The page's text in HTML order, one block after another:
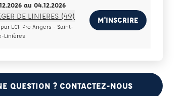
au 04.12.2026
DE LINIERES (49)
ECF Pro Angers - Saint-
Linières
M'INSCRIRE
QUESTION ? CONTACTEZ-NOUS